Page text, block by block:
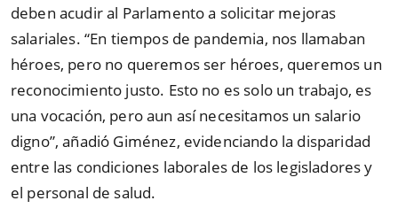
deben acudir al Parlamento a solicitar mejoras
salariales. “En tiempos de pandemia, nos llamaban
héroes, pero no queremos ser héroes, queremos un
reconocimiento justo. Esto no es solo un trabajo, es
una vocación, pero aun así necesitamos un salario
digno”, añadió Giménez, evidenciando la disparidad
entre las condiciones laborales de los legisladores y
el personal de salud.